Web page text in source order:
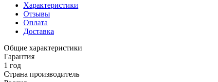
Характеристики
Отзывы
Оплата
Доставка
Общие характеристики
Гарантия
1 год
Страна производитель